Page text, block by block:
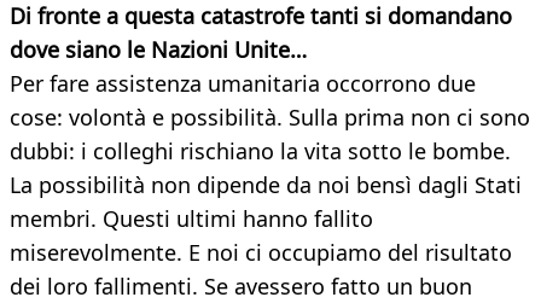
Di fronte a questa catastrofe tanti si domandano
dove siano le Nazioni Unite…
Per fare assistenza umanitaria occorrono due
cose: volontà e possibilità. Sulla prima non ci sono
dubbi: i colleghi rischiano la vita sotto le bombe.
La possibilità non dipende da noi bensì dagli Stati
membri. Questi ultimi hanno fallito
miserevolmente. E noi ci occupiamo del risultato
dei loro fallimenti. Se avessero fatto un buon